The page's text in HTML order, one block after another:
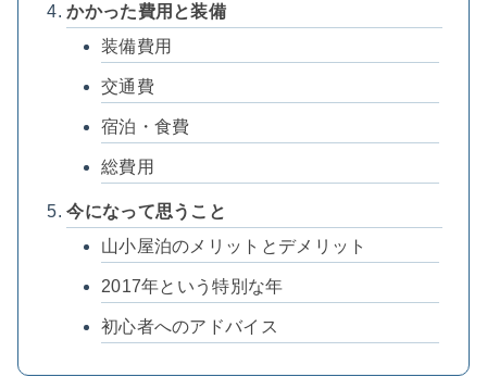
かかった費用と装備
装備費用
交通費
宿泊・食費
総費用
今になって思うこと
山小屋泊のメリットとデメリット
2017年という特別な年
初心者へのアドバイス